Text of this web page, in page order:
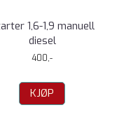
1,6-1,9 manuell
diesel
400,-
KJØP